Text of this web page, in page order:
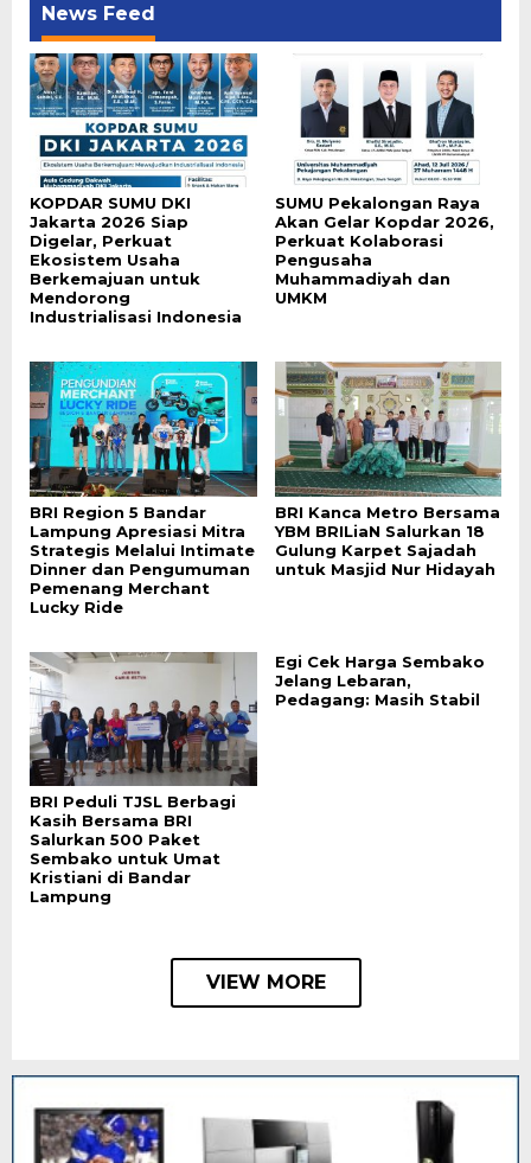
News Feed
KOPDAR SUMU DKI
Jakarta 2026 Siap
Digelar, Perkuat
Ekosistem Usaha
Berkemajuan untuk
Mendorong
Industrialisasi Indonesia
SUMU Pekalongan Raya
Akan Gelar Kopdar 2026,
Perkuat Kolaborasi
Pengusaha
Muhammadiyah dan
UMKM
BRI Region 5 Bandar
Lampung Apresiasi Mitra
Strategis Melalui Intimate
Dinner dan Pengumuman
Pemenang Merchant
Lucky Ride
BRI Kanca Metro Bersama
YBM BRILiaN Salurkan 18
Gulung Karpet Sajadah
untuk Masjid Nur Hidayah
BRI Peduli TJSL Berbagi
Kasih Bersama BRI
Salurkan 500 Paket
Sembako untuk Umat
Kristiani di Bandar
Lampung
Egi Cek Harga Sembako
Jelang Lebaran,
Pedagang: Masih Stabil
VIEW MORE